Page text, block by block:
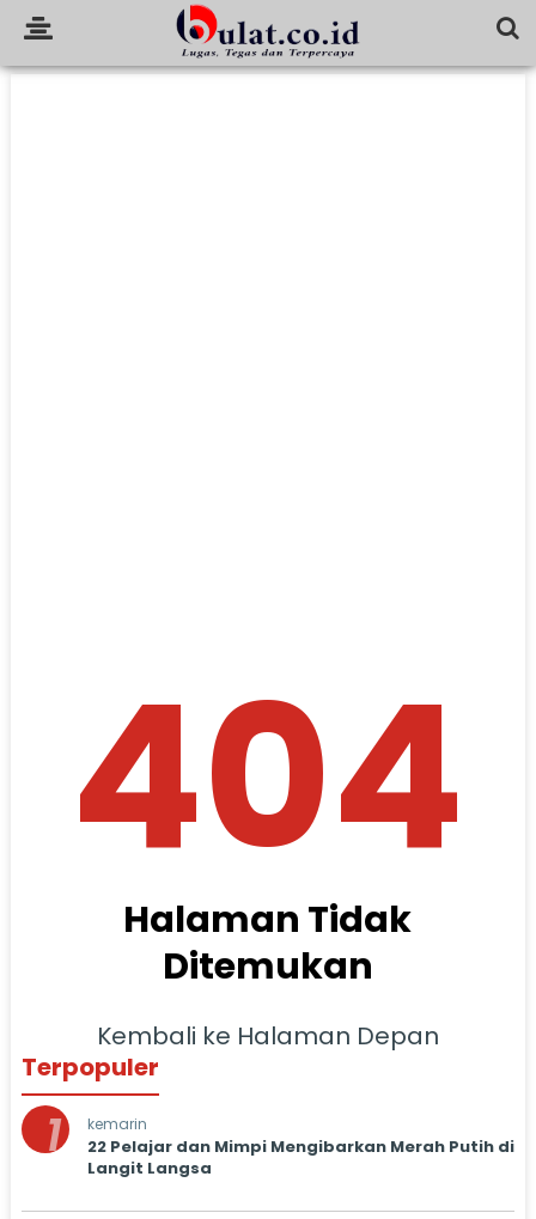
404
Halaman Tidak
Ditemukan
Kembali ke Halaman Depan
Terpopuler
1 kemarin
22 Pelajar dan Mimpi Mengibarkan Merah Putih di
Langit Langsa